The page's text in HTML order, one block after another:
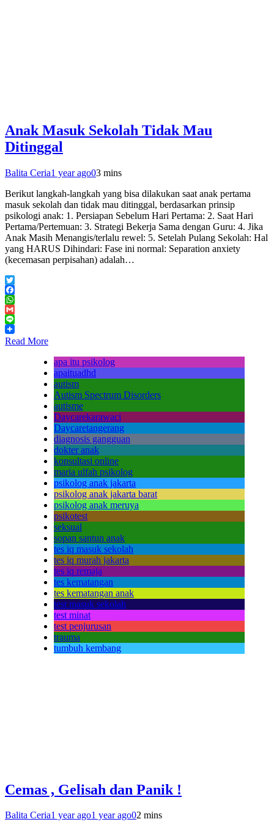
Anak Masuk Sekolah Tidak Mau
Ditinggal
Balita Ceria1 year ago03 mins
Berikut langkah-langkah yang bisa dilakukan saat anak pertama
masuk sekolah dan tidak mau ditinggal, berdasarkan prinsip
psikologi anak: 1. Persiapan Sebelum Hari Pertama: 2. Saat Hari
Pertama/Pertemuan: 3. Strategi Bekerja Sama dengan Guru: 4. Jika
Anak Masih Menangis/terlalu rewel: 5. Setelah Pulang Sekolah: Hal
yang HARUS Dihindari: Fase ini normal: Separation anxiety
(kecemasan perpisahan) adalah…
Twitter
Facebook
WhatsApp
Gmail
Line
Read More
apa itu psikolog
apaituadhd
autism
Autism Spectrum Disorders
autisme
Daycarekarawaci
Daycaretangerang
diagnosis gangguan
dokter anak
konsultasi online
maria ulfah psikolog
psikolog anak jakarta
psikolog anak jakarta barat
psikolog anak meruya
psikotest
seksual
sopan santun anak
tes iq masuk sekolah
tes iq murah jakarta
tes iq remaja
tes kematangan
tes kematangan anak
test masuk sekolah
test minat
test penjurusan
trauma
tumbuh kembang
Cemas , Gelisah dan Panik !
Balita Ceria1 year ago1 year ago02 mins